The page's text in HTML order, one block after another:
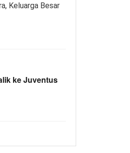
Keluarga Besar
ke Juventus